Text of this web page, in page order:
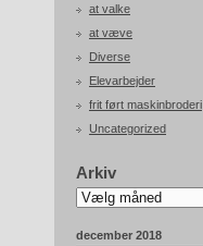
at valke
at væve
Diverse
Elevarbejder
frit ført maskinbroderi
Uncategorized
Arkiv
Arkiv
december 2018